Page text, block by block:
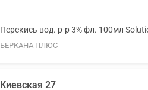
Перекись вод. р-р 3% фл. 100мл
БЕРКАНА ПЛЮС
Киевская 27